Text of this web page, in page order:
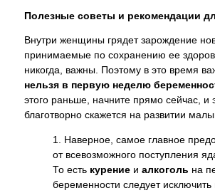
Полезные советы и рекомендации
Внутри женщины грядет зарождение
принимаемые по сохранению ее
никогда, важны. Поэтому в это время
нельзя в первую неделю
этого раньше, начните прямо сейчас, и
благотворно скажется на развитии
Наверное, самое главное
от всевозможного поступления
То есть курение и алкоголь на
беременности следует